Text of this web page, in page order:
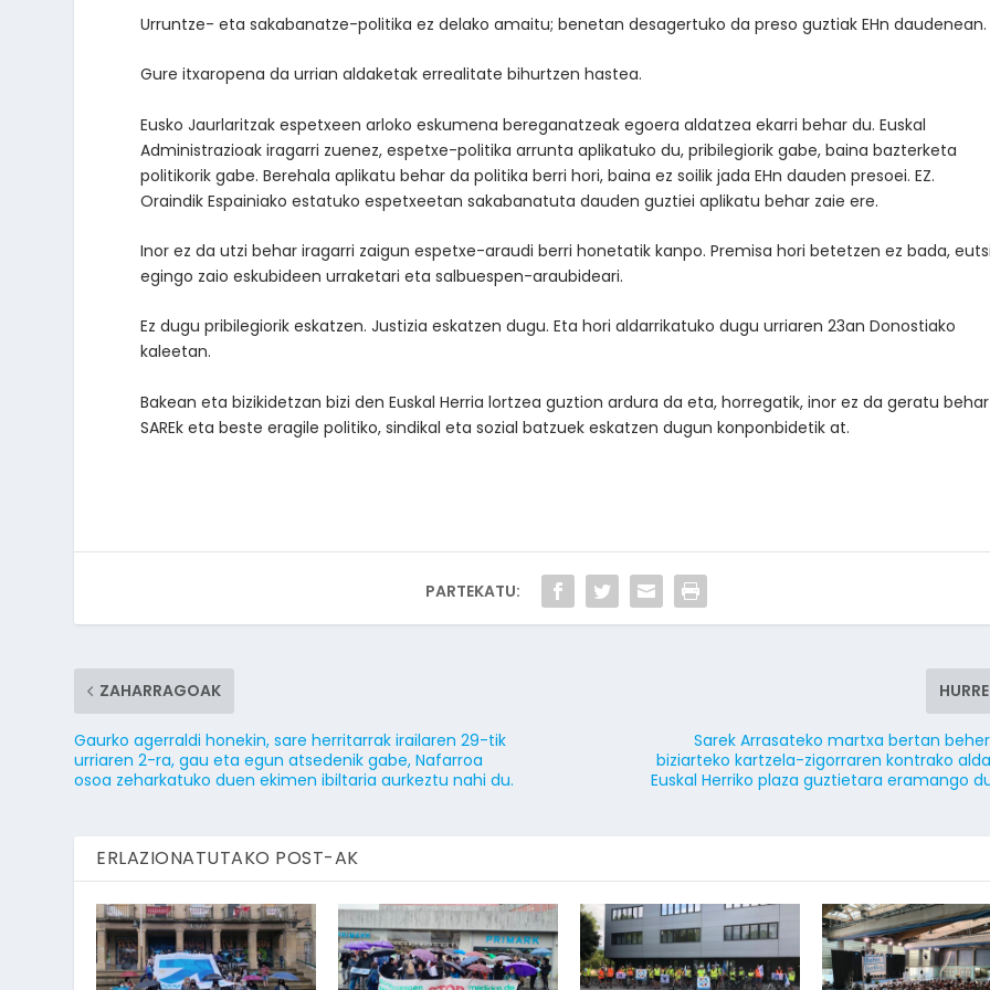
Urruntze- eta sakabanatze-politika ez delako amaitu; benetan desagertuko da preso guztiak EHn daudenean.
Gure itxaropena da urrian aldaketak errealitate bihurtzen hastea.
Eusko Jaurlaritzak espetxeen arloko eskumena bereganatzeak egoera aldatzea ekarri behar du. Euskal
Administrazioak iragarri zuenez, espetxe-politika arrunta aplikatuko du, pribilegiorik gabe, baina bazterketa
politikorik gabe. Berehala aplikatu behar da politika berri hori, baina ez soilik jada EHn dauden presoei. EZ.
Oraindik Espainiako estatuko espetxeetan sakabanatuta dauden guztiei aplikatu behar zaie ere.
Inor ez da utzi behar iragarri zaigun espetxe-araudi berri honetatik kanpo. Premisa hori betetzen ez bada,
egingo zaio eskubideen urraketari eta salbuespen-araubideari.
Ez dugu pribilegiorik eskatzen. Justizia eskatzen dugu. Eta hori aldarrikatuko dugu urriaren 23an Donostiako
kaleetan.
Bakean eta bizikidetzan bizi den Euskal Herria lortzea guztion ardura da eta, horregatik, inor ez da geratu behar
SAREk eta beste eragile politiko, sindikal eta sozial batzuek eskatzen dugun konponbidetik at.
PARTEKATU:
ZAHARRAGOAK
Gaurko agerraldi honekin, sare herritarrak irailaren 29-tik
urriaren 2-ra, gau eta egun atsedenik gabe, Nafarroa
osoa zeharkatuko duen ekimen ibiltaria aurkeztu nahi du.
Sarek Arrasateko martxa bertan
biziarteko kartzela-zigorraren kontrako
Euskal Herriko plaza guztietara eramango
ERLAZIONATUTAKO POST-AK